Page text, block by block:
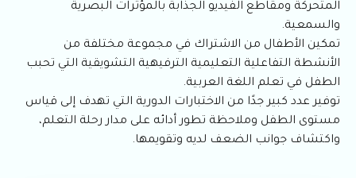
المتحركة ومقاطع الفيديو الجذابة بالمؤثرات البصرية
والسمعية.
تمكين الأطفال من الاشتراك في مجموعة مختلفة من
الأنشطة التفاعلية التعليمية الترفيهية التشويقية التي تحبب
الطفل في تعلم اللغة العربية.
توفير عدد كبير جدًا من الاختبارات الدورية التي تهدف إلى قياس
مستوى الطفل وملاحظة تطور أدائه على مدار رحلة التعلم،
واكتشاف جوانب الضعف لديه وتقويمها.